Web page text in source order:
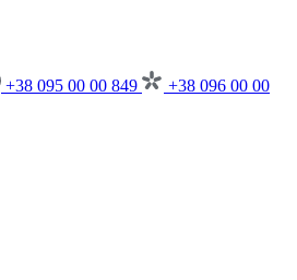
+38 095 00 00 849
+38 096 00 00